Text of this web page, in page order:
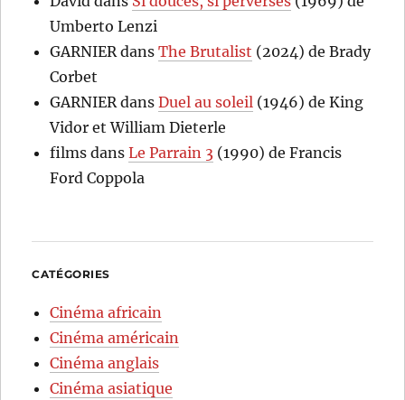
Umberto Lenzi
GARNIER dansThe Brutalist (2024) de Brady
Corbet
GARNIER dansDuel au soleil (1946) de King
Vidor et William Dieterle
films dansLe Parrain 3 (1990) de Francis
Ford Coppola
CATÉGORIES
Cinéma africain
Cinéma américain
Cinéma anglais
Cinéma asiatique